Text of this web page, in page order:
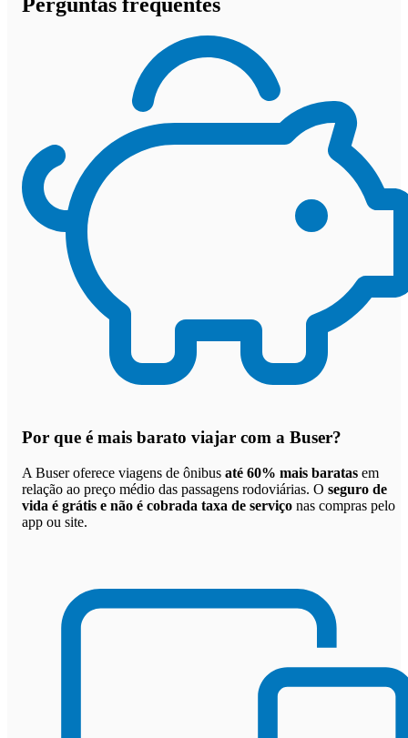
Por que é mais barato viajar com a Buser?
A Buser oferece viagens de ônibus até 60% mais baratas em
relação ao preço médio das passagens rodoviárias. O seguro de
vida é grátis e não é cobrada taxa de serviço nas compras pelo
app ou site.